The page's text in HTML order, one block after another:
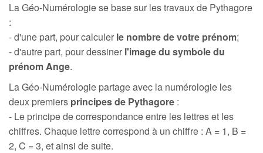
La Géo-Numérologie se base sur les travaux de Pythagore
:
- d'une part, pour calculer le nombre de votre prénom;
- d'autre part, pour dessiner l'image du symbole du
prénom Ange.
La Géo-Numérologie partage avec la numérologie les
deux premiers principes de Pythagore :
- Le principe de correspondance entre les lettres et les
chiffres. Chaque lettre correspond à un chiffre : A = 1, B =
2, C = 3, et ainsi de suite.